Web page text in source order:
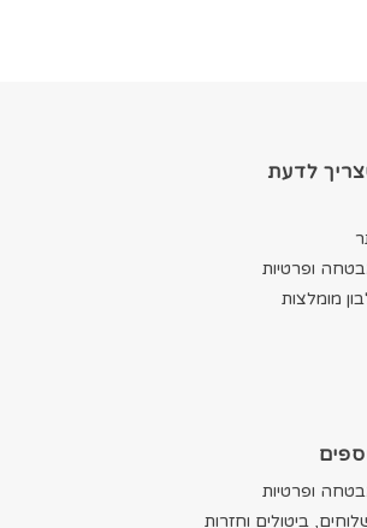
לדעת
ופרטיות
מומלצות
ופרטיות
ביטולים וחזרות